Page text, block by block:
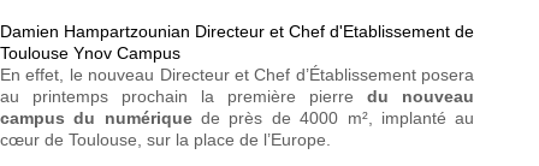
Damien Hampartzounian Directeur et Chef d'Etablissement de
Toulouse Ynov Campus
En effet, le nouveau Directeur et Chef d’Établissement posera
au printemps prochain la première pierredu nouveau
campus du numériquede près de 4000 m², implanté au
cœur de Toulouse, sur la place de l’Europe.